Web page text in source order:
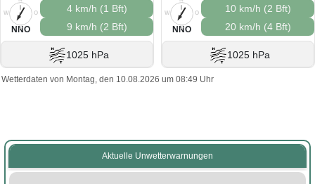
O
S
W
NNO
4 km/h (1 Bft)
9 km/h (2 Bft)
1025 hPa
O
S
W
NNO
10 km/h (2 Bft)
20 km/h (4 Bft)
1025 hPa
Wetterdaten von Montag, den 10.08.2026 um 08:49 Uhr
Aktuelle Unwetterwarnungen